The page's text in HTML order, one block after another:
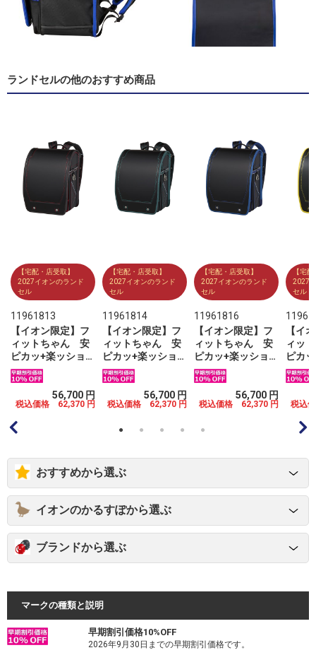
ランドセルの他のおすすめ商品
【宅配・店受取】
2027イオンのランド
セル
11961813
【イオン限定】フ
ィットちゃん 安
ピカッ+楽ッショ
ン グローリーブ
ライト ブラック×
レッドステッチ
56,700 円
税込価格 62,370 円
【宅配・店受取】
2027イオンのランド
セル
11961814
【イオン限定】フ
ィットちゃん 安
ピカッ+楽ッショ
ン グローリーブ
ライト ブラック×
56,700 円
税込価格 62,370 円
【宅配・店受取】
2027イオンのランド
セル
11961816
【イオン限定】フ
ィットちゃん 安
ピカッ+楽ッショ
ン グローリーブ
ライト ブラック×
56,700 円
税込価格 62,370 円
【宅
2027
セル
【イ
ィッ
ピカ
ン グ
ライ
税込
おすすめから選ぶ
イオンのかるすぽから選ぶ
ブランドから選ぶ
マークの種類と説明
早期割引価格10%OFF
2026年9月30日までの早期割引価格です。